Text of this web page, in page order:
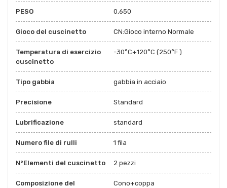
PESO 0,650
Gioco del cuscinetto CN:Gioco interno Normale
Temperatura di esercizio
cuscinetto
-30°C+120°C (250°F )
Tipo gabbia gabbia in acciaio
Precisione Standard
Lubrificazione standard
Numero file di rulli 1 fila
N°Elementi del cuscinetto 2 pezzi
Composizione del
Cono+coppa